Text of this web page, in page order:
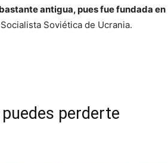
antigua, pues fue fundada en
Soviética de Ucrania.
perderte